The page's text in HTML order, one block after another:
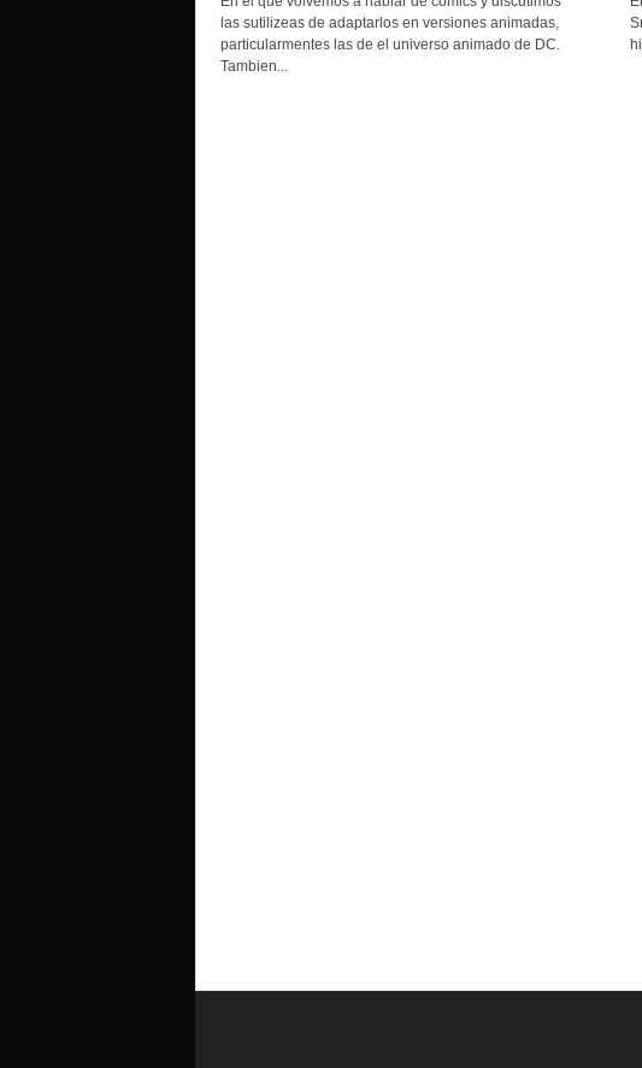
las sutilizeas de adaptarlos en versiones animadas,
particularmentes las de el universo animado de DC.
Tambien...